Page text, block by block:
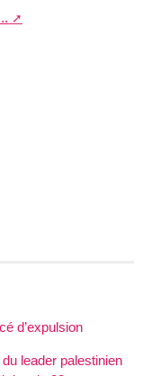
d’expulsion
leader palestinien